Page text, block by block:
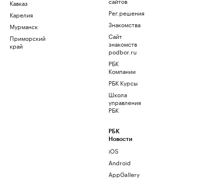
Кавказ
Карелия
Мурманск
Приморский
край
Рег.решения
Знакомства
Сайт
знакомств
podbor.ru
РБК
Компании
РБК Курсы
Школа
управления
РБК
РБК
Новости
iOS
Android
AppGallery